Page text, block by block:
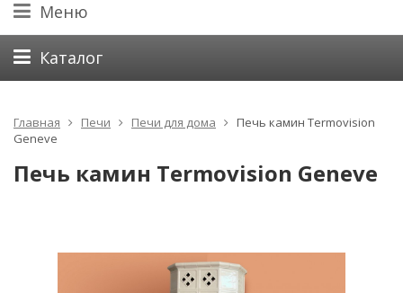
Меню
Каталог
Главная Печи Печи для дома
Печь камин Termovision
Geneve
Печь камин Termovision Geneve